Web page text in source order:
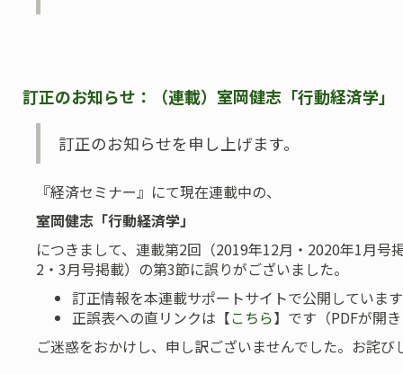
訂正のお知らせ：（連載）室岡健志「行動経済学
訂正のお知らせを申し上げます。
『経済セミナー』にて現在連載中の、
室岡健志「行動経済学」
につきまして、連載第2回（2019年12月・2020年1月
2・3月号掲載）の第3節に誤りがございました。
訂正情報を本連載サポートサイトで公開していま
正誤表への直リンクは【こちら】です（PDFが開
ご迷惑をおかけし、申し訳ございませんでした。お詫び